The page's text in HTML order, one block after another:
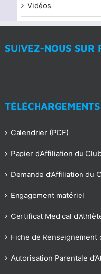
Vidéos
SUIVEZ-NOUS SUR
TÉLÉCHARGEMENTS
Calendrier (PDF)
Papier d’Affiliation du Club
Demande d’Affiliation du
Engagement matériel
Certificat Medical
Fiche de Renseignement
Autorisation Parentale